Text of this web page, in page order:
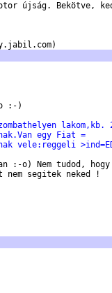
újság. Bekötve,
:-)
lakom,kb.
egy Fiat =
vele:reggeli
o) Nem tudod, hogy
segitek neked !